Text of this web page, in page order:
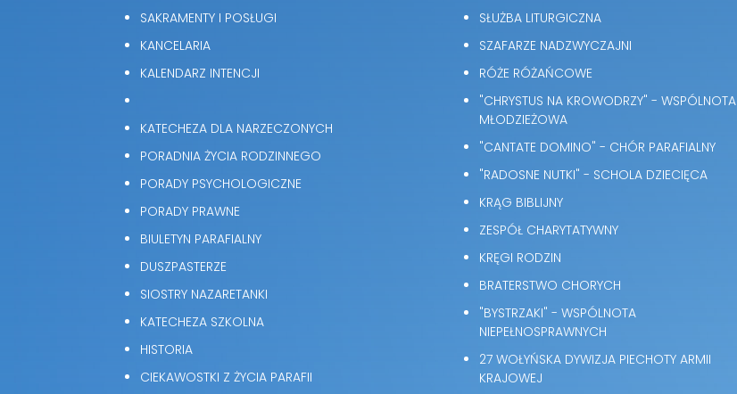
SAKRAMENTY I POSŁUGI
KANCELARIA
KALENDARZ INTENCJI
KATECHEZA DLA NARZECZONYCH
PORADNIA ŻYCIA RODZINNEGO
PORADY PSYCHOLOGICZNE
PORADY PRAWNE
BIULETYN PARAFIALNY
DUSZPASTERZE
SIOSTRY NAZARETANKI
KATECHEZA SZKOLNA
HISTORIA
CIEKAWOSTKI Z ŻYCIA PARAFII
SŁUŻBA LITURGICZNA
SZAFARZE NADZWYCZAJNI
RÓŻE RÓŻAŃCOWE
"CHRYSTUS NA KROWODRZY" - WSPÓLNOTA
MŁODZIEŻOWA
"CANTATE DOMINO" - CHÓR PARAFIALNY
"RADOSNE NUTKI" - SCHOLA DZIECIĘCA
KRĄG BIBLIJNY
ZESPÓŁ CHARYTATYWNY
KRĘGI RODZIN
BRATERSTWO CHORYCH
"BYSTRZAKI" - WSPÓLNOTA
NIEPEŁNOSPRAWNYCH
27 WOŁYŃSKA DYWIZJA PIECHOTY ARMII
KRAJOWEJ